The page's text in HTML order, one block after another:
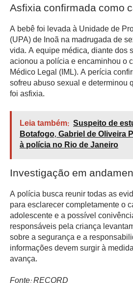
Asfixia confirmada como
A bebê foi levada à Unidade de
(UPA) de Inoã na madrugada de
vida. A equipe médica, diante dos
acionou a polícia e encaminhou o
Médico Legal (IML). A perícia
sofreu abuso sexual e determinou
foi asfixia.
Leia também: Suspeito de
Botafogo, Gabriel de Oliveira
à polícia no Rio de Janeiro
Investigação em
A polícia busca reunir todas as
para esclarecer completamente o
adolescente e a possível
responsáveis pela criança
sobre a segurança e a
informações devem surgir à
avança.